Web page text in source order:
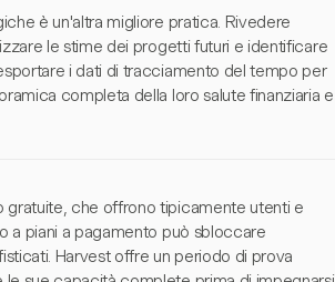
è un'altra migliore pratica. Rivedere
le stime dei progetti futuri e identificare
i dati di tracciamento del tempo per
completa della loro salute finanziaria e
gratuite, che offrono tipicamente utenti e
a piani a pagamento può sbloccare
Harvest offre un periodo di prova